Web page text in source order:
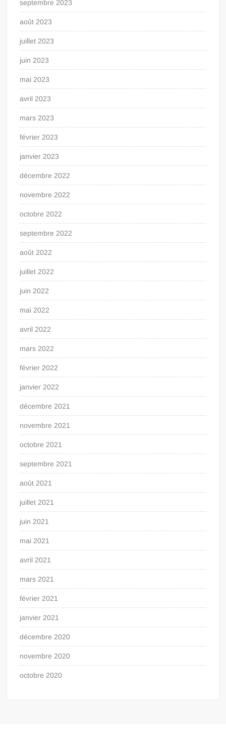
septembre 2023
août 2023
juillet 2023
juin 2023
mai 2023
avril 2023
mars 2023
février 2023
janvier 2023
décembre 2022
novembre 2022
octobre 2022
septembre 2022
août 2022
juillet 2022
juin 2022
mai 2022
avril 2022
mars 2022
février 2022
janvier 2022
décembre 2021
novembre 2021
octobre 2021
septembre 2021
août 2021
juillet 2021
juin 2021
mai 2021
avril 2021
mars 2021
février 2021
janvier 2021
décembre 2020
novembre 2020
octobre 2020